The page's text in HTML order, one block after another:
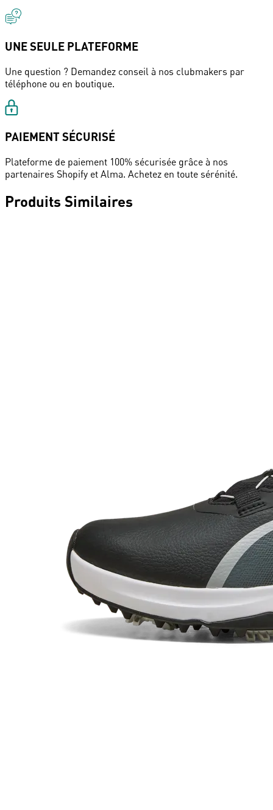
UNE SEULE PLATEFORME
Une question ? Demandez conseil à nos clubmakers par
téléphone ou en boutique.
PAIEMENT SÉCURISÉ
Plateforme de paiement 100% sécurisée grâce à nos
partenaires Shopify et Alma. Achetez en toute sérénité.
Produits Similaires